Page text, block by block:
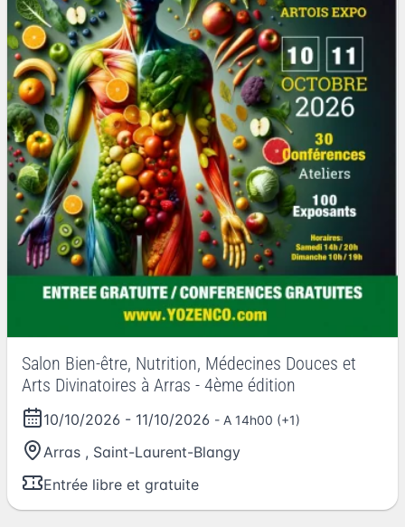
Salon Bien-être, Nutrition, Médecines Douces et
Arts Divinatoires à Arras - 4ème édition
10/10/2026 - 11/10/2026 - A 14h00 (+1)
Arras , Saint-Laurent-Blangy
Entrée libre et gratuite